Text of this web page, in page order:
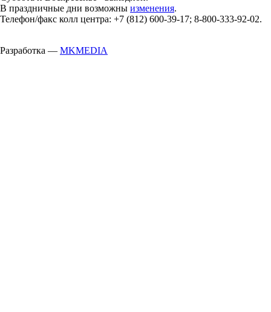
В праздничные дни возможны изменения.
Телефон/факс колл центра: +7 (812) 600-39-17; 8-800-333-92-02.
Разработка — MKMEDIA